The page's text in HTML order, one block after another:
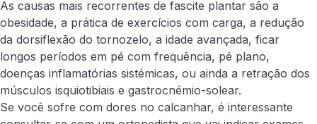
As causas mais recorrentes de fascite plantar são a
obesidade, a prática de exercícios com carga, a redução
da dorsiflexão do tornozelo, a idade avançada, ficar
longos períodos em pé com frequência, pé plano,
doenças inflamatórias sistémicas, ou ainda a retração dos
músculos isquiotibiais e gastrocnémio-solear.
Se você sofre com dores no calcanhar, é interessante